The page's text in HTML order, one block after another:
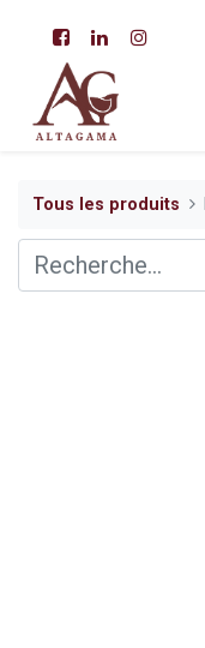
Tous les produits